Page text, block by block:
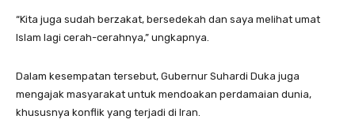
“Kita juga sudah berzakat, bersedekah dan saya melihat umat
Islam lagi cerah-cerahnya,” ungkapnya.
Dalam kesempatan tersebut, Gubernur Suhardi Duka juga
mengajak masyarakat untuk mendoakan perdamaian dunia,
khususnya konflik yang terjadi di Iran.